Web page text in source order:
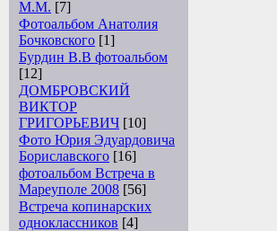
М.М. [7]
Фотоальбом Анатолия
Бочковского [1]
Бурдин В.В фотоальбом
[12]
ДОМБРОВСКИЙ
ВИКТОР
ГРИГОРЬЕВИЧ [10]
Фото Юрия Эдуардовича
Бориславского [16]
фотоальбом Встреча в
Мареуполе 2008 [56]
Встреча копинарских
одноклассников [4]